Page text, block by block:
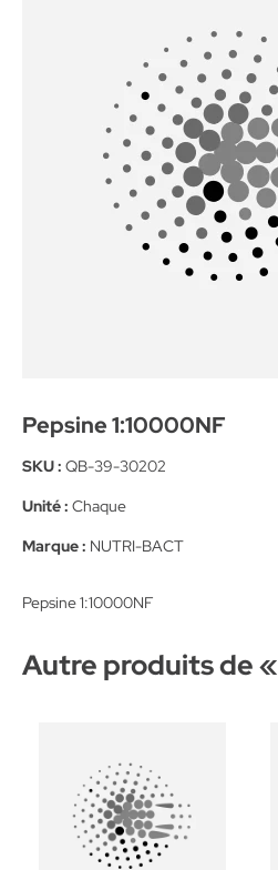
Pepsine 1:10000NF
SKU : QB-39-30202
Unité : Chaque
Marque : NUTRI-BACT
Pepsine 1:10000NF
Autre produits de «